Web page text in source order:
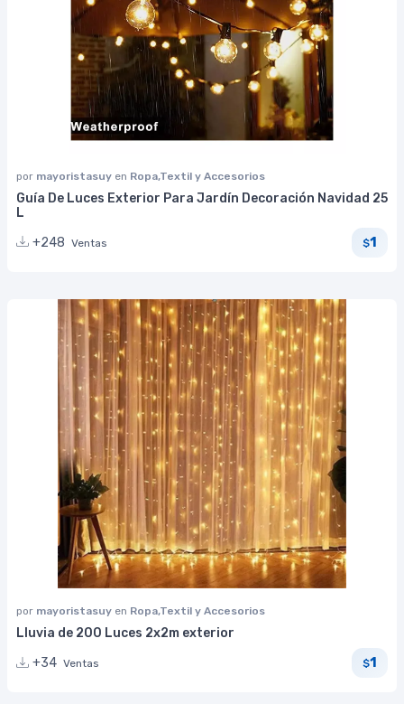
por mayoristasuy en Ropa,Textil y Accesorios
Guía De Luces Exterior Para Jardín Decoración Navidad 25
L
+248 Ventas $1
por mayoristasuy en Ropa,Textil y Accesorios
Lluvia de 200 Luces 2x2m exterior
+34 Ventas $1